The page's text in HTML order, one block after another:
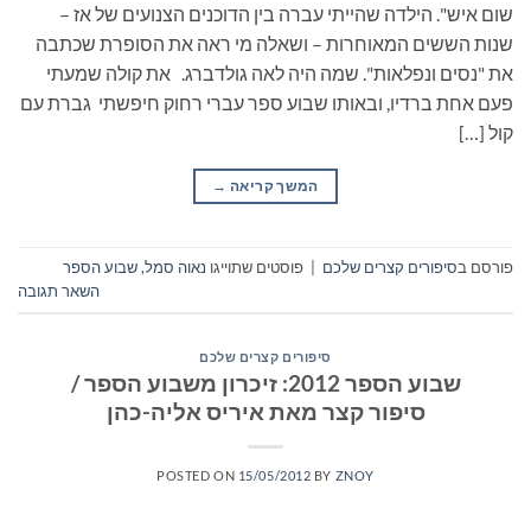
שום איש". הילדה שהייתי עברה בין הדוכנים הצנועים של אז –
שנות הששים המאוחרות – ושאלה מי ראה את הסופרת שכתבה
את "נסים ונפלאות". שמה היה לאה גולדברג. את קולה שמעתי
פעם אחת ברדיו, ובאותו שבוע ספר עברי רחוק חיפשתי גברת עם
קול […]
המשך קריאה →
פורסם בסיפורים קצרים שלכם פוסטים שתוייגו נאוה סמל,שבוע הספר
השאר תגובה
סיפורים קצרים שלכם
שבוע הספר 2012: זיכרון משבוע הספר /
סיפור קצר מאת איריס אליה-כהן
POSTED ON 15/05/2012 BY ZNOY